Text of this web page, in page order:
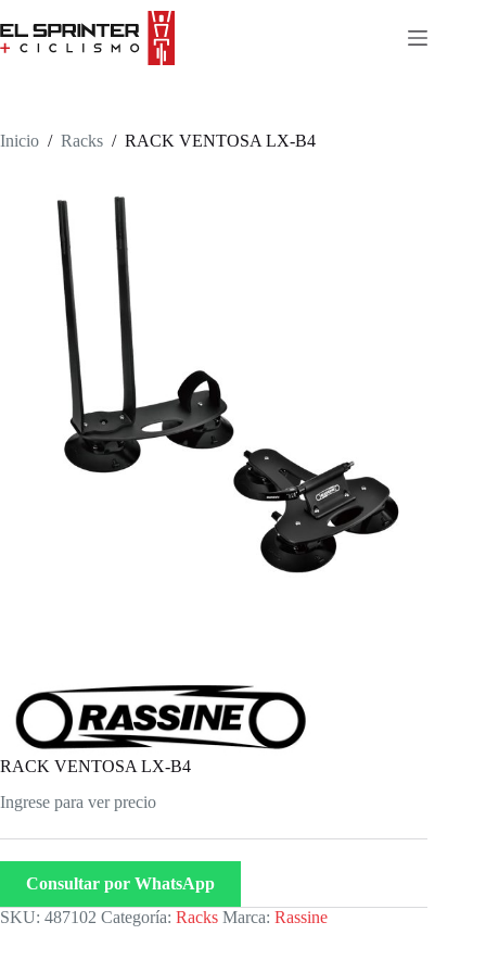
to
content
Inicio / Racks / RACK VENTOSA LX-B4
RACK VENTOSA LX-B4
Ingrese para ver precio
Consultar por WhatsApp
SKU: 487102 Categoría: Racks Marca: Rassine